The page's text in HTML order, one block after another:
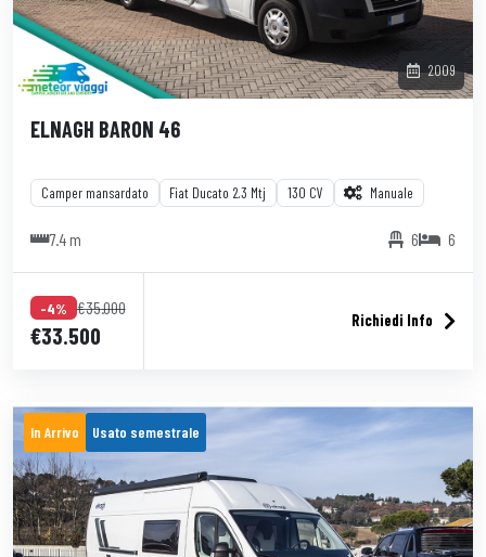
2009
ELNAGH BARON 46
Camper mansardato Fiat Ducato 2.3 Mtj 130 CV Manuale
7.4 m 6 6
-4% €35.000
€33.500
Richiedi Info
In Arrivo Usato semestrale